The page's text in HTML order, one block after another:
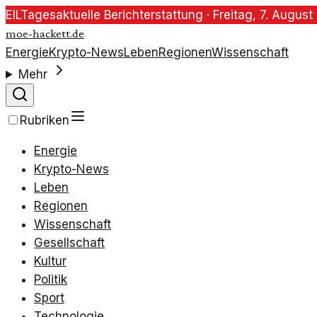
EILTagesaktuelle Berichterstattung · Freitag, 7. August
moe-hackett.de
EnergieKrypto-NewsLebenRegionenWissenschaft
Mehr
Rubriken
Energie
Krypto-News
Leben
Regionen
Wissenschaft
Gesellschaft
Kultur
Politik
Sport